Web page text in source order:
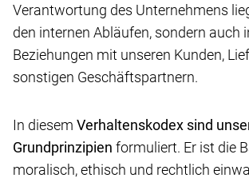
Verantwortung des Unternehmens
den internen Abläufen, sondern auch
Beziehungen mit unseren Kunden,
sonstigen Geschäftspartnern.
In diesem Verhaltenskodex sind
Grundprinzipien formuliert. Er ist die
moralisch, ethisch und rechtlich